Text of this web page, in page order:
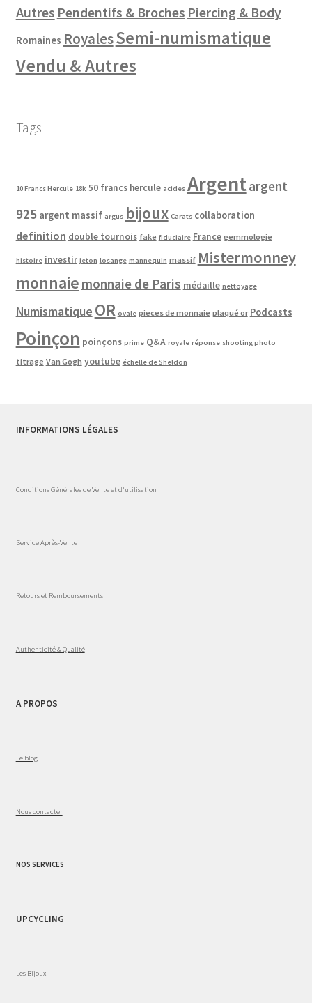
Autres Pendentifs & Broches Piercing & Body
Romaines RoyalesSemi-numismatique
Vendu & Autres
Tags
10 Francs Hercule 18k 50 francs hercule acides Argentargent
925 argent massif argus bijoux Carats collaboration
definition double tournois fake fiduciaire France gemmologie
histoire investir jeton losange mannequin massif Mistermonney
monnaie monnaie de Paris médaille nettoyage
Numismatique OR ovale pieces de monnaie plaqué or Podcasts
Poinçon poinçons prime Q&A royale réponse shooting photo
titrage Van Gogh youtube échelle de Sheldon
INFORMATIONS LÉGALES
Conditions Générales de Vente et d'utilisation
Service Après-Vente
Retours et Remboursements
Authenticité & Qualité
A PROPOS
Le blog
Nous contacter
NOS SERVICES
UPCYCLING
Les Bijoux